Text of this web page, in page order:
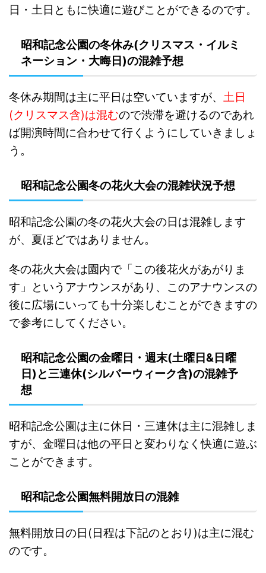
日・土日ともに快適に遊びことができるのです。
昭和記念公園の冬休み(クリスマス・イルミ
ネーション・大晦日)の混雑予想
冬休み期間は主に平日は空いていますが、 土日
(クリスマス含)は混むので渋滞を避けるのであれ
ば開演時間に合わせて行くようにしていきましょ
う。
昭和記念公園冬の花火大会の混雑状況予想
昭和記念公園の冬の花火大会の日は混雑します
が、夏ほどではありません。
冬の花火大会は園内で「この後花火があがりま
す」というアナウンスがあり、このアナウンスの
後に広場にいっても十分楽しむことができますの
で参考にしてください。
昭和記念公園の金曜日・週末(土曜日&日曜
日)と三連休(シルバーウィーク含)の混雑予
想
昭和記念公園は主に休日・三連休は主に混雑しま
すが、金曜日は他の平日と変わりなく快適に遊ぶ
ことができます。
昭和記念公園無料開放日の混雑
無料開放日の日(日程は下記のとおり)は主に混む
のです。